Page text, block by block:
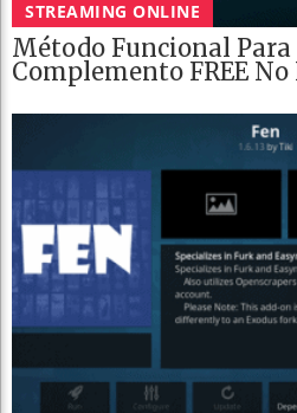
STREAMING ONLINE
Método Funcional
Complemento FREE No